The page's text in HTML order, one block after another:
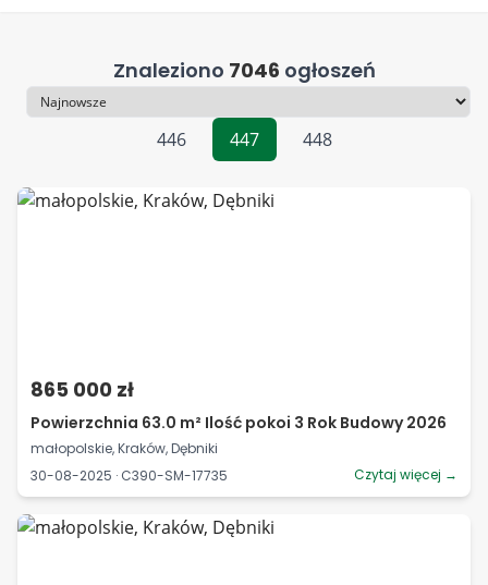
Znaleziono 7046 ogłoszeń
Sortowanie
446
447 448
865 000 zł
Powierzchnia 63.0 m² Ilość pokoi 3 Rok Budowy 2026
małopolskie, Kraków, Dębniki
30-08-2025 · C390-SM-17735
Czytaj więcej →